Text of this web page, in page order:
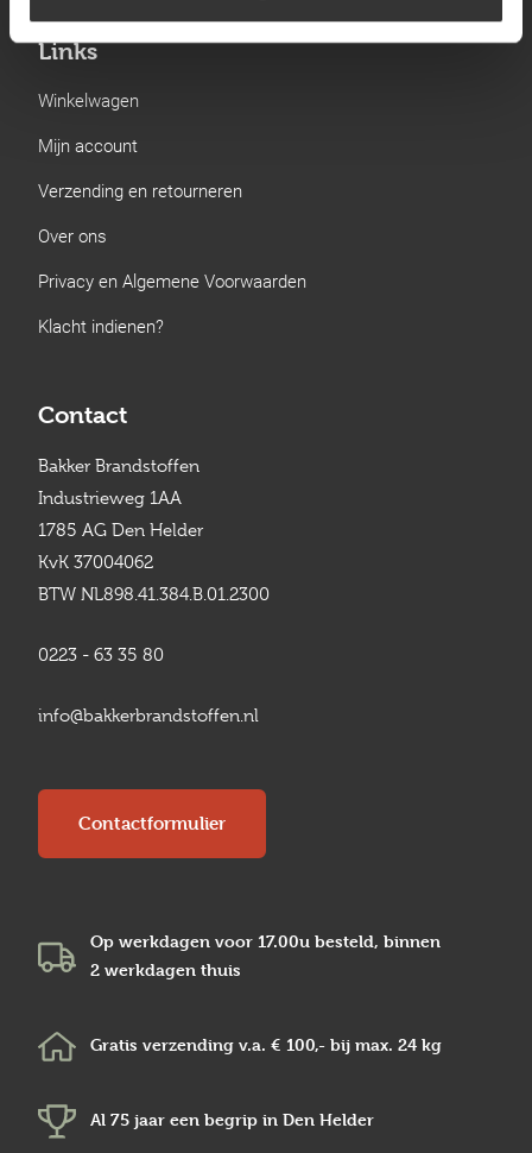
Links
Winkelwagen
Mijn account
Verzending en retourneren
Over ons
Privacy en Algemene Voorwaarden
Klacht indienen?
Contact
Bakker Brandstoffen
Industrieweg 1AA
1785 AG Den Helder
KvK 37004062
BTW NL898.41.384.B.01.2300
0223 - 63 35 80
info@bakkerbrandstoffen.nl
Contactformulier
Op werkdagen voor 17.00u besteld, binnen
2 werkdagen thuis
Gratis verzending v.a. € 100,- bij max. 24 kg
Al 75 jaar een begrip in Den Helder